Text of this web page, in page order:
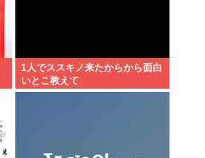
1人でススキノ来たからから面白
いとこ教えて